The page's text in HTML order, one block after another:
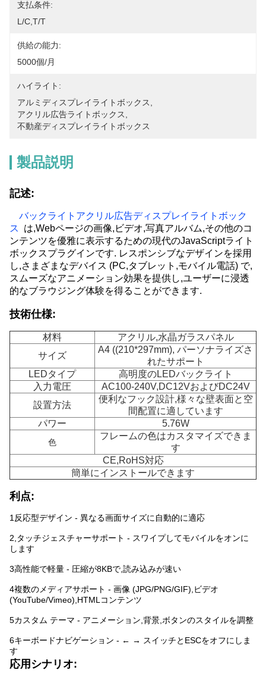
支払条件:
L/C,T/T
供給の能力:
5000個/月
ハイライト:
アルミディスプレイライトボックス
アクリル広告ライトボックス
不動産ディスプレイライトボックス
製品説明
記述:
バックライトアクリル広告ディスプレイライトボック
ス
は,Webページの画像,ビデオ,写真アルバム,その他のコ
ンテンツを優雅に表示するための現代のJavaScriptライト
ボックスプラグインです. レスポンシブなデザインを採用
し,さまざまなデバイス (PC,タブレット,モバイル電話) で,
スムーズなアニメーション効果を提供し,ユーザーに浸透
的なブラウジング体験を得ることができます.
技術仕様:
材料
アクリル,水晶ガラスパネル
サイズ
A4 ((210*297mm), パーソナライズさ
れたサポート
LEDタイプ
高明度のLEDバックライト
入力電圧
AC100-240V,DC12VおよびDC24V
設置方法
便利なフック設計,様々な壁表面と空
間配置に適しています
パワー
5.76W
色
フレームの色はカスタマイズできま
す
CE,RoHS対応
簡単にインストールできます
利点:
1反応型デザイン - 異なる画面サイズに自動的に適応
2,タッチジェスチャーサポート - スワイプしてモバイルをオンに
します
3高性能で軽量 - 圧縮が8KBで,読み込みが速い
4複数のメディアサポート - 画像 (JPG/PNG/GIF),ビデオ
(YouTube/Vimeo),HTMLコンテンツ
5カスタム テーマ - アニメーション,背景,ボタンのスタイルを調整
6キーボードナビゲーション - ← → スイッチとESCをオフにしま
す
応用シナリオ: